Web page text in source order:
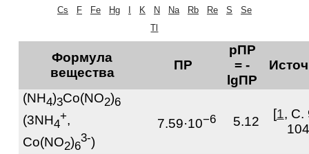
Cs
F Fe Hg I K N Na Rb Re S
Se
Tl
Формула
вещества
ПР
pПР
= -
lgПР
(NH4)3Co(NO2)6
(3NH4
+,
Co(NO2)6
3-)
7.59·10−6 5.12
[1, С.